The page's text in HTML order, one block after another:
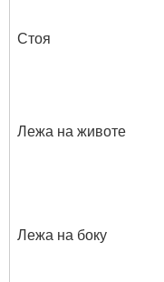
Стоя
Лежа на животе
Лежа на боку